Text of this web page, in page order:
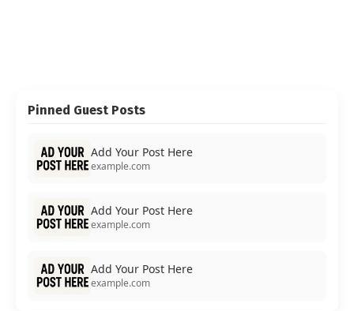
Pinned Guest Posts
Add Your Post Here
example.com
Add Your Post Here
example.com
Add Your Post Here
example.com